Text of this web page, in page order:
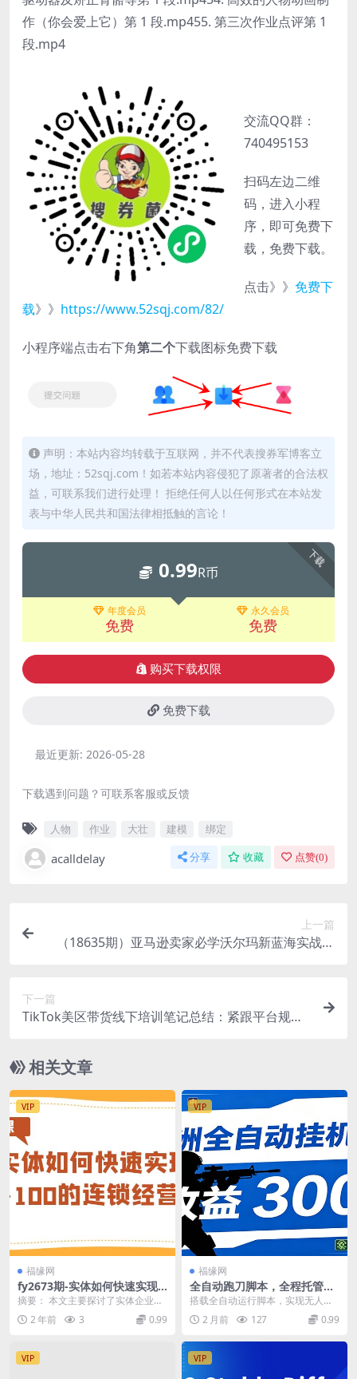
作（你会爱上它）第 1 段.mp455. 第三次作业点评第 1
段.mp4
交流QQ群：
740495153
扫码左边二维
码，进入小程
序，即可免费下
载，免费下载。
点击》》 免费下
载》》 https://www.52sqj.com/82/
小程序端点击右下角第二个下载图标免费下载
声明：本站内容均转载于互联网，并不代表搜券军博客立
场，地址：52sqj.com！如若本站内容侵犯了原著者的合法权
益，可联系我们进行处理！ 拒绝任何人以任何形式在本站发
表与中华人民共和国法律相抵触的言论！
下载
0.99R币
年度会员
免费
永久会员
免费
购买下载权限
免费下载
最近更新: 2026-05-28
下载遇到问题？可联系客服或反馈
人物 作业 大壮 建模 绑定
acalldelay 分享 收藏 点赞(0)
上一篇
（18635期）亚马逊卖家必学沃尔玛新蓝海实战课
下一篇
TikTok美区带货线下培训笔记总结：紧跟平台规则
相关文章
VIP
福缘网
fy2673期-实体如何快速实现
从0-100的连锁经营之道（8节
视频课）
摘要： 本文主要探讨了实体企业如
何快速实现从0到100的连锁经营之
道。首先，作者...
2 年前 3 0.99
VIP
福缘网
全自动跑刀脚本，全程托管运
行，省时省力，日均收益300+
搭载全自动运行脚本，实现无人值
守自动跑刀，不用实时盯守。项目
运行稳定、上手简单，...
2 月前 127 0.99
VIP VIP